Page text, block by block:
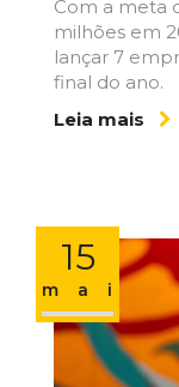
Com a meta
milhões em
lançar 7
final do ano.
Leia mais
15
maio